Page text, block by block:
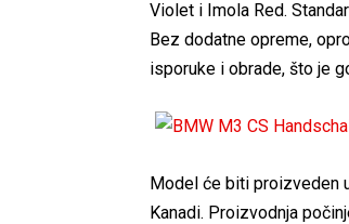
Violet i Imola Red.
Bez dodatne opreme,
isporuke i obrade, što je
Model će biti proizveden
Kanadi. Proizvodnja